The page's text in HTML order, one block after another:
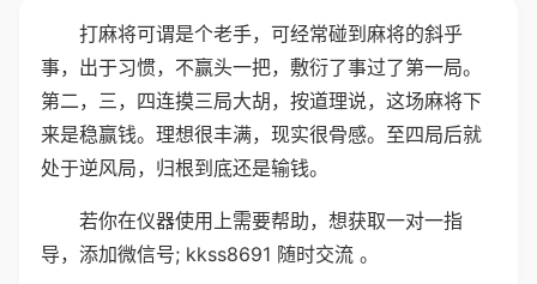
打麻将可谓是个老手，可经常碰到麻将的斜乎
事，出于习惯，不赢头一把，敷衍了事过了第一局。
第二，三，四连摸三局大胡，按道理说，这场麻将下
来是稳赢钱。理想很丰满，现实很骨感。至四局后就
处于逆风局，归根到底还是输钱。
若你在仪器使用上需要帮助，想获取一对一指
导，添加微信号; kkss8691 随时交流 。